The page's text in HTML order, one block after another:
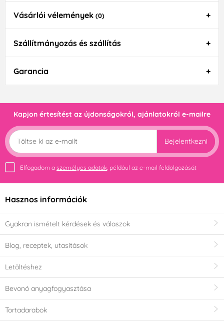
Vásárlói vélemények (0)
Szállítmányozás és szállítás
Garancia
Kapjon értesítést az újdonságokról, ajánlatokról e-mailre
Bejelentkezni
Elfogadom a személyes adatok , például az e-mail feldolgozását
Hasznos információk
Gyakran ismételt kérdések és válaszok
Blog, receptek, utasítások
Letöltéshez
Bevonó anyagfogyasztása
Tortadarabok